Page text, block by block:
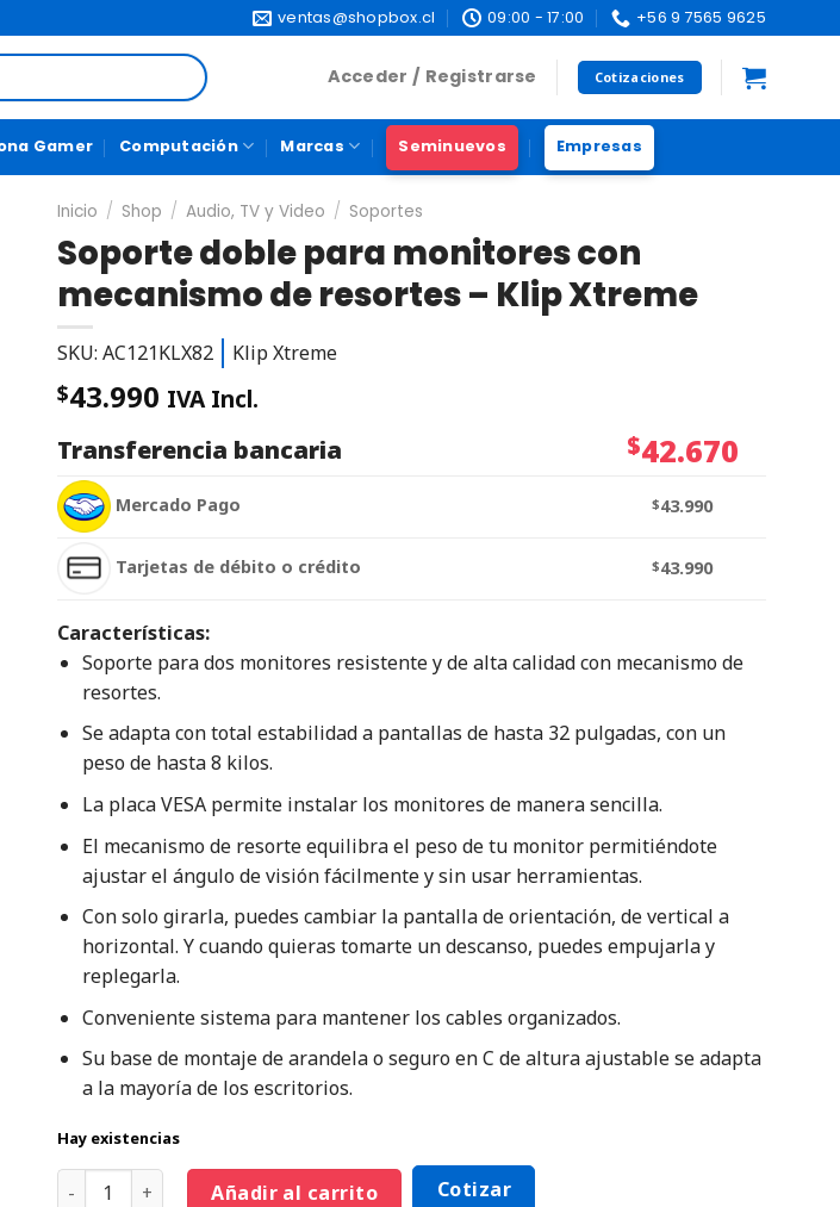
ventas@shopbox.cl 09:00 - 17:00 +56 9 7565 9625
Acceder / Registrarse Cotizaciones
Gamer Computación Marcas Seminuevos Empresas
Inicio / Shop / Audio, TV y Video / Soportes
Soporte doble para monitores con
mecanismo de resortes – Klip Xtreme
SKU: AC121KLX82 Klip Xtreme
$43.990 IVA Incl.
Transferencia bancaria
$42.670
Mercado Pago $43.990
Tarjetas de débito o crédito $43.990
Características:
Soporte para dos monitores resistente y de alta calidad con mecanismo de
resortes.
Se adapta con total estabilidad a pantallas de hasta 32 pulgadas, con un
peso de hasta 8 kilos.
La placa VESA permite instalar los monitores de manera sencilla.
El mecanismo de resorte equilibra el peso de tu monitor permitiéndote
ajustar el ángulo de visión fácilmente y sin usar herramientas.
Con solo girarla, puedes cambiar la pantalla de orientación, de vertical a
horizontal. Y cuando quieras tomarte un descanso, puedes empujarla y
replegarla.
Conveniente sistema para mantener los cables organizados.
Su base de montaje de arandela o seguro en C de altura ajustable se adapta
a la mayoría de los escritorios.
Hay existencias
Añadir al carrito Cotizar